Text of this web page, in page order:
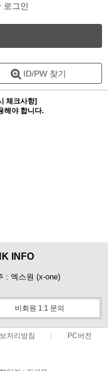
로그인
ID/PW 찾기
체크사항]
해야 합니다.
INFO
: 엑스원 (x-one)
비회원 1:1 문의
처리방침 PC버전